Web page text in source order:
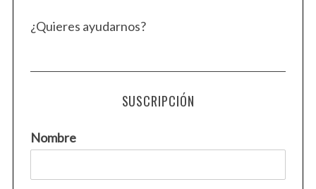
¿Quieres ayudarnos?
SUSCRIPCIÓN
Nombre